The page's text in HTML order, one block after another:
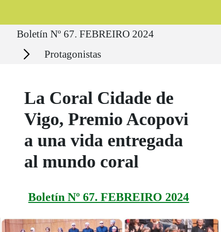
Ruta del sitio
Boletín Nº 67. FEBREIRO 2024
Secciones Protagonistas
La Coral Cidade de
Vigo, Premio Acopovi
a una vida entregada
al mundo coral
Boletín Nº 67. FEBREIRO 2024